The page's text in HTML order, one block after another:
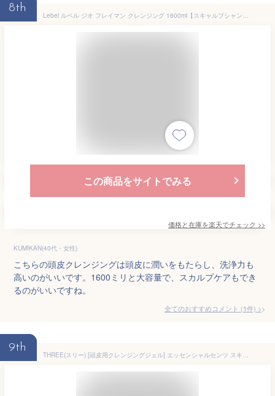
8th
Lebel ルベル ジオ フレイマン クレンジング 1600ml【スキャルプシャンプー】詰替え 頭皮 潤い 保湿 ヘアケア メンズ 男性用 美容 おすすめ 詰め替え レフィル パウチ サステナ買い
この商品をサイトでみる
価格と在庫を楽天でチェック >>
KUMIKAN(40代・女性)
こちらの頭皮クレンジングは頭皮に潤いをもたらし、洗浄力も
高いのがいいです。1600ミリと大容量で、スカルプケアもでき
るのがいいですね。
全てのおすすめコメント (1件) >
9th
THREE(スリー) [頭皮用クレンジングジェル] エッセンシャルセンツ スキャルプ ディープ クレンズ 150ml